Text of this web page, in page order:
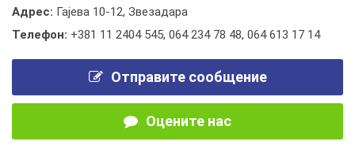
Адрес: Гајева 10-12, Звезадара
Телефон: +381 11 2404 545, 064 234 78 48, 064 613 17 14
Отправите сообщение
Оцените нас